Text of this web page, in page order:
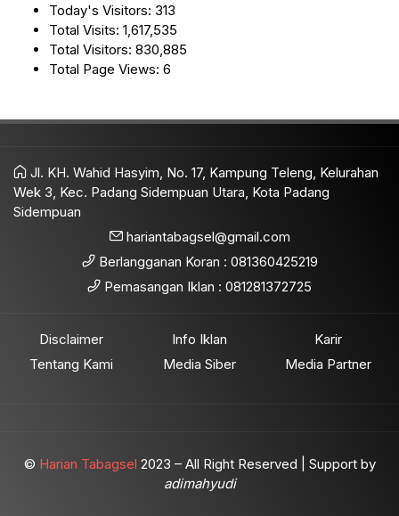
Today's Visitors: 313
Total Visits: 1,617,535
Total Visitors: 830,885
Total Page Views: 6
Jl. KH. Wahid Hasyim, No. 17, Kampung Teleng, Kelurahan
Wek 3, Kec. Padang Sidempuan Utara, Kota Padang
Sidempuan
hariantabagsel@gmail.com
Berlangganan Koran : 081360425219
Pemasangan Iklan : 081281372725
Disclaimer
Tentang Kami
Info Iklan
Media Siber
Karir
Media Partner
© Harian Tabagsel 2023 – All Right Reserved | Support by
adimahyudi